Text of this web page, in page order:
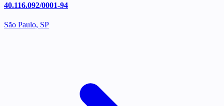
40.116.092/0001-94
São Paulo, SP